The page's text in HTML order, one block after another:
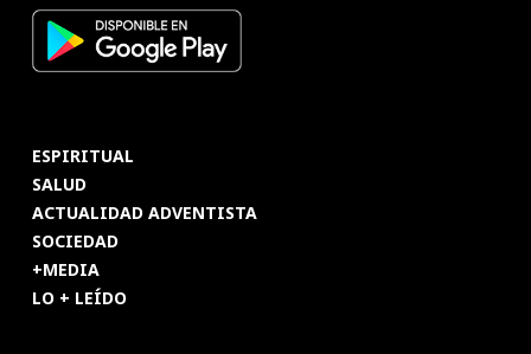
ESPIRITUAL
SALUD
ACTUALIDAD ADVENTISTA
SOCIEDAD
+MEDIA
LO + LEÍDO